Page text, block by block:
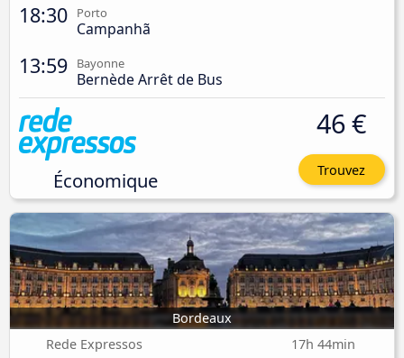
18:30 Porto
Campanhã
13:59 Bayonne
Bernède Arrêt de Bus
Économique
46 €
Trouvez
Bordeaux
Rede Expressos
17h 44min